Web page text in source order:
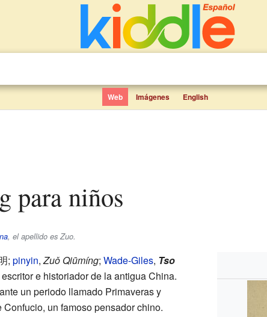
Web Imágenes English
para niños
, el apellido esZuo.
; pinyin,Zuǒ Qiūmíng; Wade-Giles, Tso
e historiador de la antigua China.
un periodo llamado Primaveras y
un famoso pensador chino.